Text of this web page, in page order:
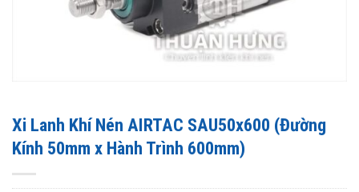
Xi Lanh Khí Nén AIRTAC SAU50x600 (Đường
Kính 50mm x Hành Trình 600mm)